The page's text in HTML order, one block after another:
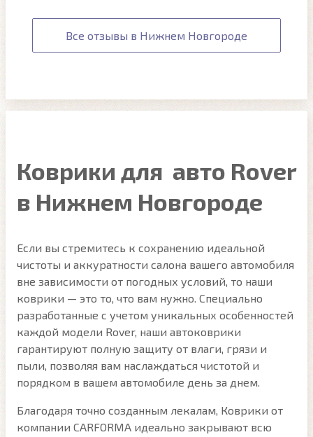
Все отзывы в Нижнем Новгороде
Коврики для авто Rover
в Нижнем Новгороде
Если вы стремитесь к сохранению идеальной
чистоты и аккуратности салона вашего автомобиля
вне зависимости от погодных условий, то наши
коврики — это то, что вам нужно. Специально
разработанные с учетом уникальных особенностей
каждой модели Rover, наши автоковрики
гарантируют полную защиту от влаги, грязи и
пыли, позволяя вам наслаждаться чистотой и
порядком в вашем автомобиле день за днем.
Благодаря точно созданным лекалам, Коврики от
компании CARFORMA идеально закрывают всю